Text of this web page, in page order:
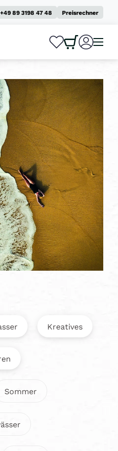
+49 89 3198 47 48 Preisrechner
0
Kreatives
Sommer